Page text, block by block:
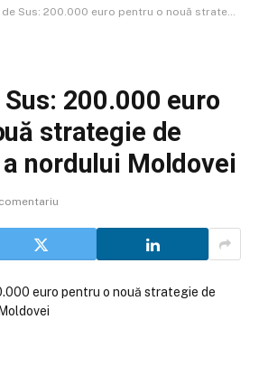
200.000 euro pentru o nouă strategie de dezvoltare a nordului Moldovei
200.000 euro
strategie de
nordului Moldovei